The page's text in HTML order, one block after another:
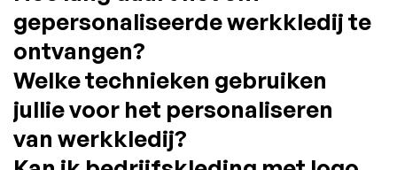
gepersonaliseerde werkkledij te
ontvangen?
Welke technieken gebruiken
jullie voor het personaliseren
van werkkledij?